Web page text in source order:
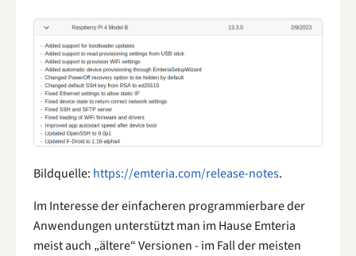
Bildquelle: https://emteria.com/release-notes.
Im Interesse der einfacheren programmierbare der
Anwendungen unterstützt man im Hause Emteria
meist auch „ältere“ Versionen - im Fall der meisten